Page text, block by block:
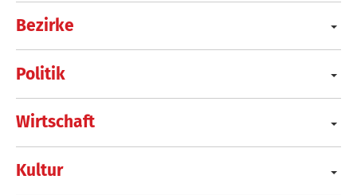
Bezirke
Politik
Wirtschaft
Kultur